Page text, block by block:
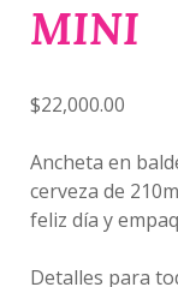
MINI
$22,000.00
Ancheta en
cerveza de
feliz día y
Detalles para